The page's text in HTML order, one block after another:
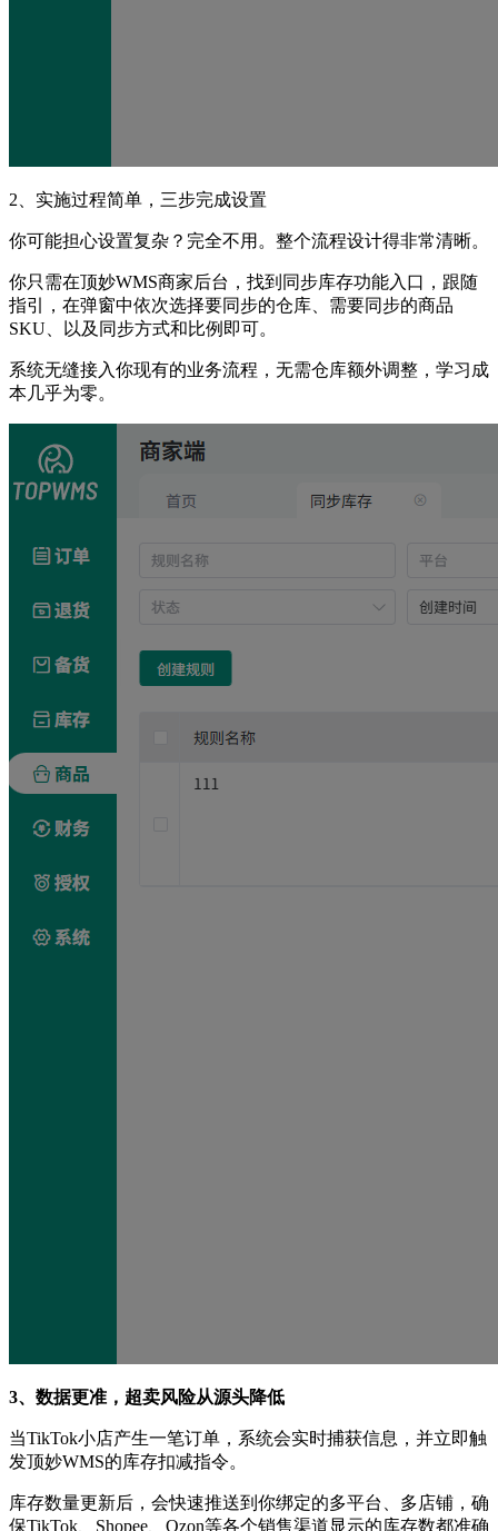
2、实施过程简单，三步完成设置
你可能担心设置复杂？完全不用。整个流程设计得非常清晰。
你只需在顶妙WMS商家后台，找到同步库存功能入口，跟随
指引，在弹窗中依次选择要同步的仓库、需要同步的商品
SKU、以及同步方式和比例即可。
系统无缝接入你现有的业务流程，无需仓库额外调整，学习成
本几乎为零。
3、数据更准，超卖风险从源头降低
当TikTok小店产生一笔订单，系统会实时捕获信息，并立即触
发顶妙WMS的库存扣减指令。
库存数量更新后，会快速推送到你绑定的多平台、多店铺，确
保TikTok、Shopee、Ozon等各个销售渠道显示的库存数都准确